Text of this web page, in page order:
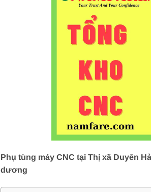
Phụ tùng máy CNC tại Thị xã Duyên
dương